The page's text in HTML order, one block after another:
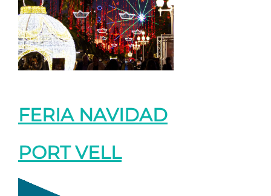
FERIA NAVIDAD
PORT VELL